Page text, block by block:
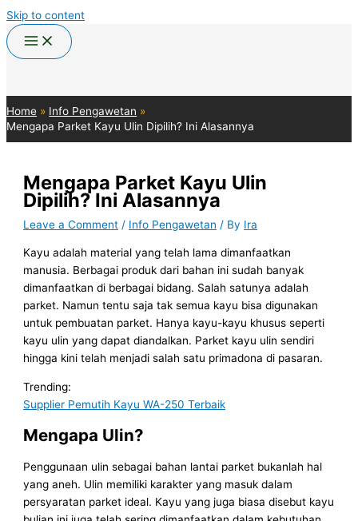
Skip to content
Home
Info Pengawetan
Mengapa Parket Kayu Ulin Dipilih? Ini Alasannya
Mengapa Parket Kayu Ulin
Dipilih? Ini Alasannya
Leave a Comment / Info Pengawetan / By Ira
Kayu adalah material yang telah lama dimanfaatkan
manusia. Berbagai produk dari bahan ini sudah banyak
dimanfaatkan di berbagai bidang. Salah satunya adalah
parket. Namun tentu saja tak semua kayu bisa digunakan
untuk pembuatan parket. Hanya kayu-kayu khusus seperti
kayu ulin yang dapat diandalkan. Parket kayu ulin sendiri
hingga kini telah menjadi salah satu primadona di pasaran.
Trending:
Supplier Pemutih Kayu WA-250 Terbaik
Mengapa Ulin?
Penggunaan ulin sebagai bahan lantai parket bukanlah hal
yang aneh. Ulin memiliki karakter yang masuk dalam
persyaratan parket ideal. Kayu yang juga biasa disebut kayu